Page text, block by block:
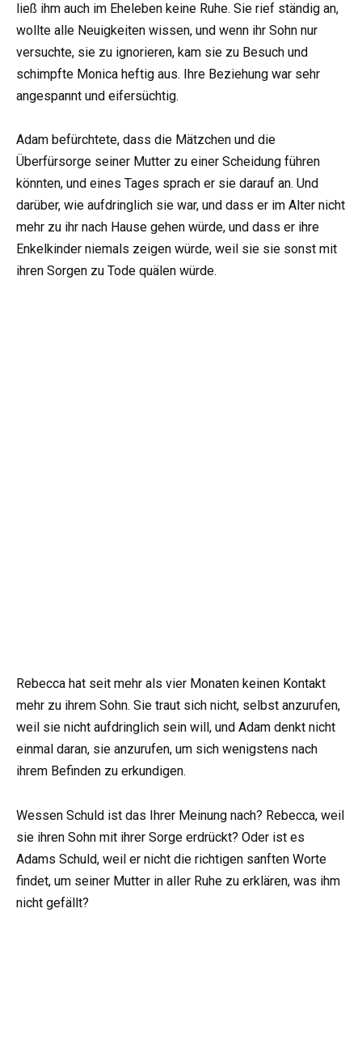
ließ ihm auch im Eheleben keine Ruhe. Sie rief ständig an,
wollte alle Neuigkeiten wissen, und wenn ihr Sohn nur
versuchte, sie zu ignorieren, kam sie zu Besuch und
schimpfte Monica heftig aus. Ihre Beziehung war sehr
angespannt und eifersüchtig.
Adam befürchtete, dass die Mätzchen und die
Überfürsorge seiner Mutter zu einer Scheidung führen
könnten, und eines Tages sprach er sie darauf an. Und
darüber, wie aufdringlich sie war, und dass er im Alter nicht
mehr zu ihr nach Hause gehen würde, und dass er ihre
Enkelkinder niemals zeigen würde, weil sie sie sonst mit
ihren Sorgen zu Tode quälen würde.
Rebecca hat seit mehr als vier Monaten keinen Kontakt
mehr zu ihrem Sohn. Sie traut sich nicht, selbst anzurufen,
weil sie nicht aufdringlich sein will, und Adam denkt nicht
einmal daran, sie anzurufen, um sich wenigstens nach
ihrem Befinden zu erkundigen.
Wessen Schuld ist das Ihrer Meinung nach? Rebecca, weil
sie ihren Sohn mit ihrer Sorge erdrückt? Oder ist es
Adams Schuld, weil er nicht die richtigen sanften Worte
findet, um seiner Mutter in aller Ruhe zu erklären, was ihm
nicht gefällt?